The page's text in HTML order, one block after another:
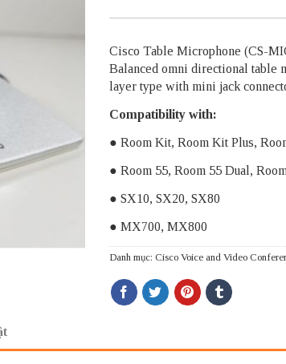
Cisco Table Microphone (CS-
Balanced omni directional table
layer type with mini jack
Compatibility with:
● Room Kit, Room Kit Plus,
● Room 55, Room 55 Dual,
● SX10, SX20, SX80
● MX700, MX800
Danh mục: Cisco Voice and Video